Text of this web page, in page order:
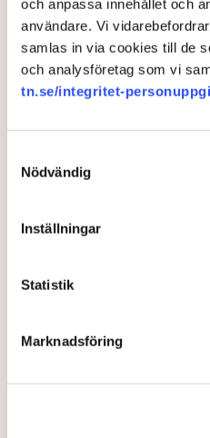
och anpassa innehållet och
användare. Vi
samlas in via cookies till de
och analysföretag som vi
tn.se/integritet-
Nödvändig
Inställningar
Statistik
Marknadsföring
Därför är
just nu
Elpriserna har stigit till
sommar, visar ny statistik